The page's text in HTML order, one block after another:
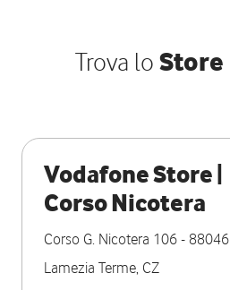
Trova lo Store
Vodafone Store |
Corso Nicotera
Corso G. Nicotera 106 - 88046
Lamezia Terme, CZ